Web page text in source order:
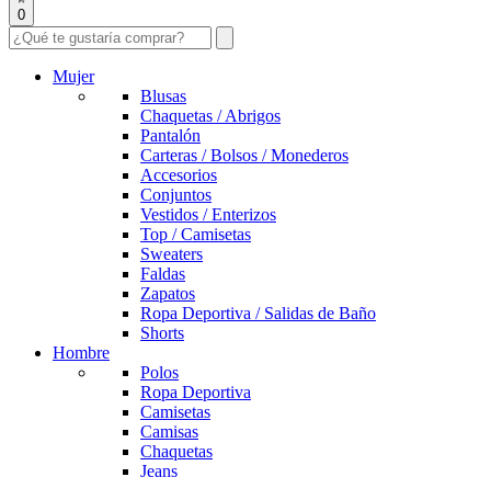
0
Mujer
Blusas
Chaquetas / Abrigos
Pantalón
Carteras / Bolsos / Monederos
Accesorios
Conjuntos
Vestidos / Enterizos
Top / Camisetas
Sweaters
Faldas
Zapatos
Ropa Deportiva / Salidas de Baño
Shorts
Hombre
Polos
Ropa Deportiva
Camisetas
Camisas
Chaquetas
Jeans